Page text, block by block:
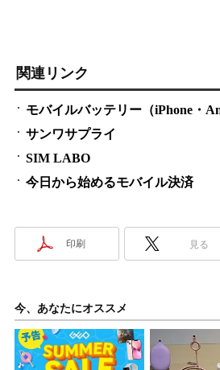
関連リンク
モバイルバッテリー（iPhone・
サンワサプライ
SIM LABO
今日から始めるモバイル決済
印刷 見る
今、あなたにオススメ